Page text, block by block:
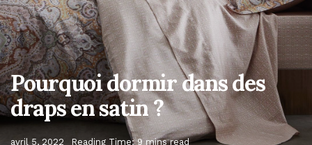
Pourquoi dormir dans des
draps en satin ?
avril 5, 2022 Reading Time: 9 mins read